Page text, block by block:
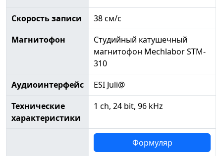
Скорость записи
38 см/с
Магнитофон
Студийный катушечный
магнитофон Mechlabor STM-
310
Аудиоинтерфейс
ESI Juli@
Технические
характеристики
1 ch, 24 bit, 96 kHz
Формуляр